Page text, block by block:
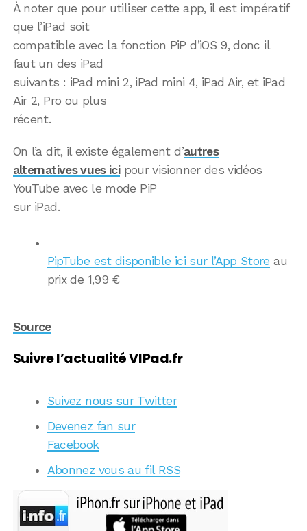
À noter que pour utiliser cette app, il est impératif
que l’iPad soit
compatible avec la fonction PiP d’iOS 9, donc il
faut un des iPad
suivants : iPad mini 2, iPad mini 4, iPad Air, et iPad
Air 2, Pro ou plus
récent.
On l’a dit, il existe également d’autres
alternatives vues icipour visionner des vidéos
YouTube avec le mode PiP
sur iPad.
PipTube est disponible ici sur l’App Store au
prix de 1,99 €
Source
Suivre l’actualité VIPad.fr
Suivez nous sur Twitter
Devenez fan sur
Facebook
Abonnez vous au fil RSS